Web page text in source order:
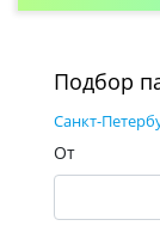
Подбор
Санкт-
От